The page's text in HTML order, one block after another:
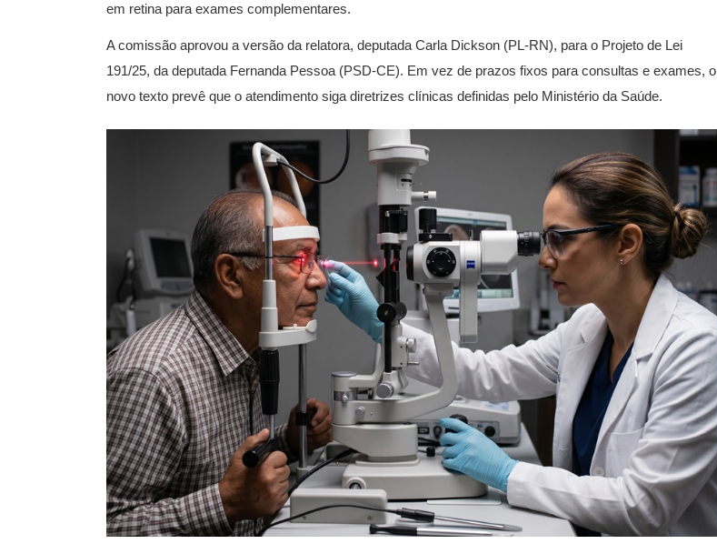
em retina para exames complementares.
A comissão aprovou a versão da relatora, deputada Carla Dickson (PL-RN), para o Projeto de Lei
191/25, da deputada Fernanda Pessoa (PSD-CE). Em vez de prazos fixos para consultas e exames, o
novo texto prevê que o atendimento siga diretrizes clínicas definidas pelo Ministério da Saúde.